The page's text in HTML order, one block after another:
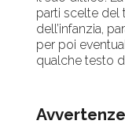
parti scelte del
dell’infanzia,
per poi
qualche testo
Avvertenze